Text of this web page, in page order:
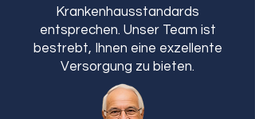
Krankenhausstandards
entsprechen. Unser Team ist
bestrebt, Ihnen eine exzellente
Versorgung zu bieten.